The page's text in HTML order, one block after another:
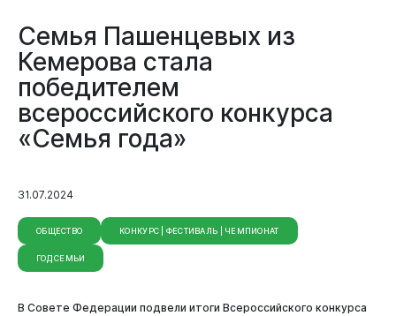
Семья Пашенцевых из
Кемерова стала
победителем
всероссийского конкурса
«Семья года»
31.07.2024
ОБЩЕСТВО КОНКУРС | ФЕСТИВАЛЬ | ЧЕМПИОНАТ
ГОД СЕМЬИ
В Совете Федерации подвели итоги Всероссийского конкурса